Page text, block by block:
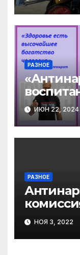
РАЗНОЕ
ИЮН 22, 2024
РАЗНОЕ
НОЯ 3, 2022